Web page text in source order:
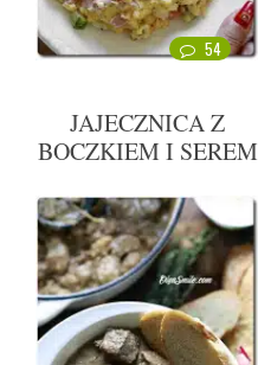
54
JAJECZNICA Z
BOCZKIEM I SEREM